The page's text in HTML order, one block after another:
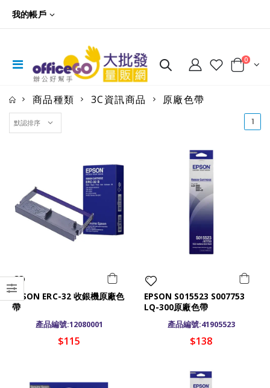
我的帳戶
0
商品種類 3C資訊商品 原廠色帶
1
EPSON ERC-32 收銀機原廠色
帶
產品編號:12080001
$115
EPSON S015523 S007753
LQ-300原廠色帶
產品編號:41905523
$138